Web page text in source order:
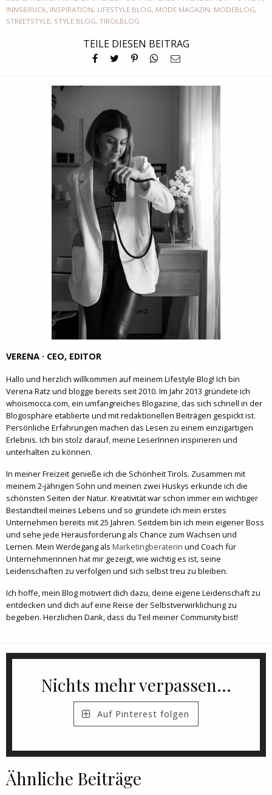
INNSBRUCK, INSPIRATION, LIFESTYLE BLOG, MODE MAGAZIN, MODEBLOG,
STREETSTYLE, STYLE BLOG, TIROLBLOG
TEILE DIESEN BEITRAG
VERENA · CEO, EDITOR
Hallo und herzlich willkommen auf meinem Lifestyle Blog! Ich bin
Verena Ratz und blogge bereits seit 2010. Im Jahr 2013 gründete ich
whoismocca.com, ein umfangreiches Blogazine, das sich schnell in der
Blogosphäre etablierte und mit redaktionellen Beiträgen gespickt ist.
Persönliche Erfahrungen machen das Lesen zu einem einzigartigen
Erlebnis. Ich bin stolz darauf, meine LeserInnen inspirieren und
unterhalten zu können.
In meiner Freizeit genieße ich die Schönheit Tirols. Zusammen mit
meinem 2-jährigen Sohn und meinen zwei Huskys erkunde ich die
schönsten Seiten der Natur. Kreativität war schon immer ein wichtiger
Bestandteil meines Lebens und so gründete ich mein erstes
Unternehmen bereits mit 25 Jahren. Seitdem bin ich mein eigener Boss
und sehe jede Herausforderung als Chance zum Wachsen und
Lernen. Mein Werdegang als Marketingberaterin und Coach für
Unternehmerinnen hat mir gezeigt, wie wichtig es ist, seine
Leidenschaften zu verfolgen und sich selbst treu zu bleiben.
Ich hoffe, mein Blog motiviert dich dazu, deine eigene Leidenschaft zu
entdecken und dich auf eine Reise der Selbstverwirklichung zu
begeben. Herzlichen Dank, dass du Teil meiner Community bist!
Nichts mehr verpassen...
Auf Pinterest folgen
Ähnliche Beiträge